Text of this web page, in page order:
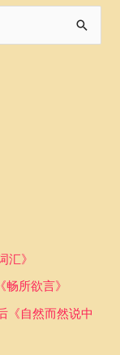
》
所欲言》
自然而然说中